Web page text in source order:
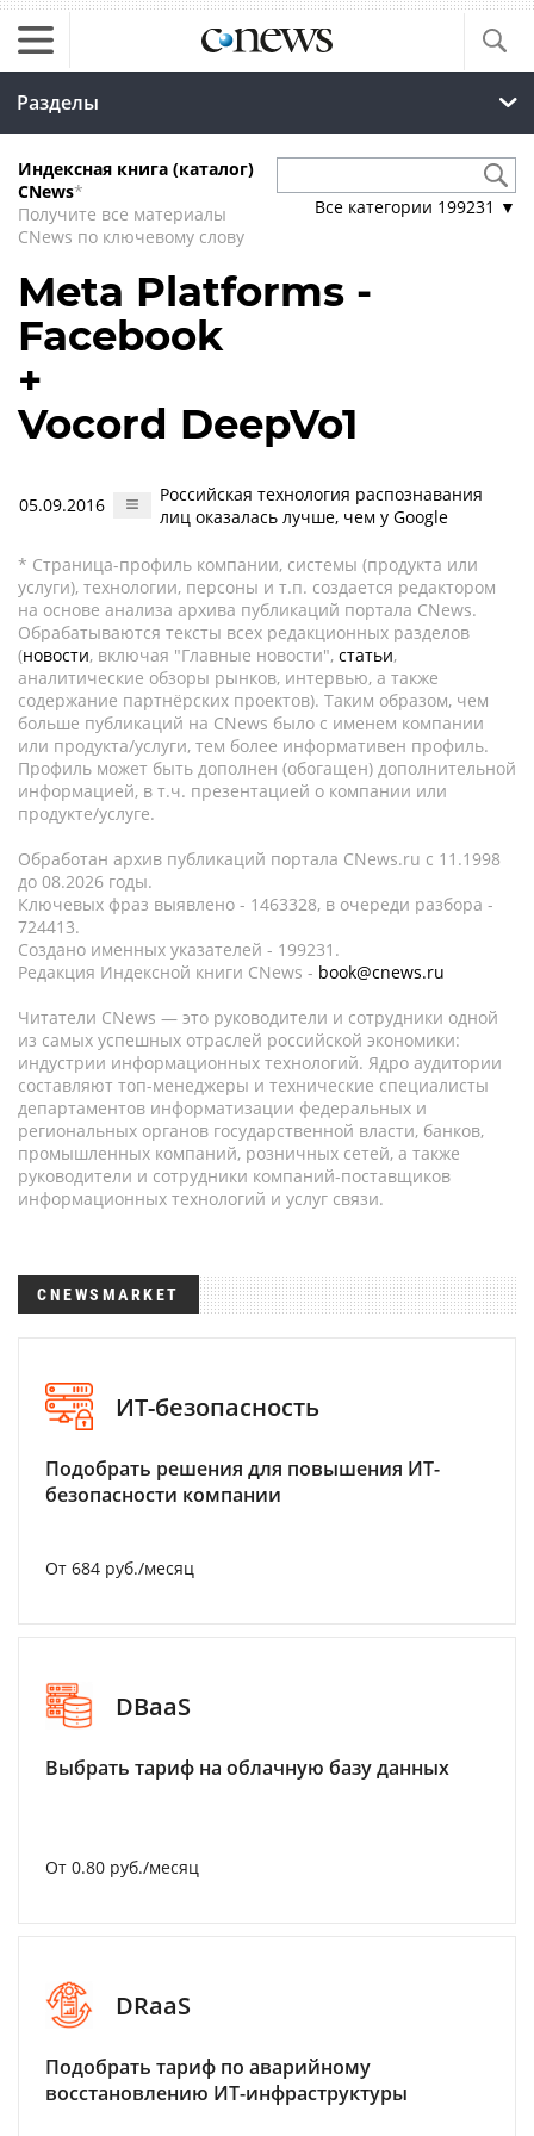
Разделы
Индексная книга (каталог)
CNews*
Получите все материалы
CNews по ключевому слову
Все категории 199231 ▼
Meta Platforms -
Facebook
+
Vocord DeepVo1
05.09.2016
Российская технология распознавания
лиц оказалась лучше, чем у Google
* Страница-профиль компании, системы (продукта или
услуги), технологии, персоны и т.п. создается редактором
на основе анализа архива публикаций портала CNews.
Обрабатываются тексты всех редакционных разделов
(новости, включая "Главные новости", статьи,
аналитические обзоры рынков, интервью, а также
содержание партнёрских проектов). Таким образом, чем
больше публикаций на CNews было с именем компании
или продукта/услуги, тем более информативен профиль.
Профиль может быть дополнен (обогащен) дополнительной
информацией, в т.ч. презентацией о компании или
продукте/услуге.
Обработан архив публикаций портала CNews.ru c 11.1998
до 08.2026 годы.
Ключевых фраз выявлено - 1463328, в очереди разбора -
724413.
Создано именных указателей - 199231.
Редакция Индексной книги CNews - book@cnews.ru
Читатели CNews — это руководители и сотрудники одной
из самых успешных отраслей российской экономики:
индустрии информационных технологий. Ядро аудитории
составляют топ-менеджеры и технические специалисты
департаментов информатизации федеральных и
региональных органов государственной власти, банков,
промышленных компаний, розничных сетей, а также
руководители и сотрудники компаний-поставщиков
информационных технологий и услуг связи.
CNEWSMARKET
ИТ-безопасность
Подобрать решения для повышения ИТ-
безопасности компании
От 684 руб./месяц
DBaaS
Выбрать тариф на облачную базу данных
От 0.80 руб./месяц
DRaaS
Подобрать тариф по аварийному
восстановлению ИТ-инфраструктуры